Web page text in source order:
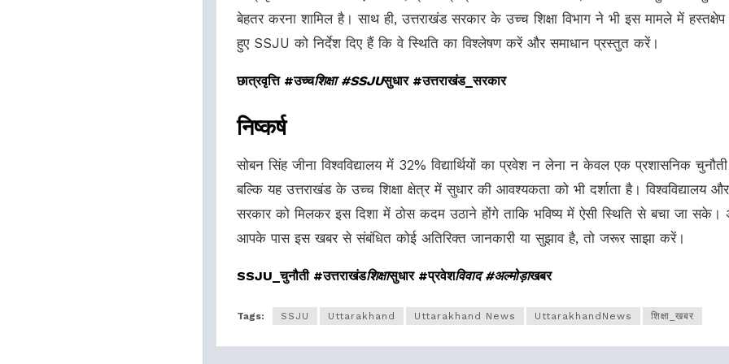
बेहतर करना शामिल है। साथ ही, उत्तराखंड सरकार के उच्च शिक्षा विभाग ने भी इस मामले में
हुए SSJU को निर्देश दिए हैं कि वे स्थिति का विश्लेषण करें और समाधान प्रस्तुत करें।
छात्रवृत्ति #उच्चशिक्षा #SSJUसुधार #उत्तराखंड_सरकार
निष्कर्ष
सोबन सिंह जीना विश्वविद्यालय में 32% विद्यार्थियों का प्रवेश न लेना न केवल एक प्रशासनिक
बल्कि यह उत्तराखंड के उच्च शिक्षा क्षेत्र में सुधार की आवश्यकता को भी दर्शाता है। विश्वविद्यालय और
सरकार को मिलकर इस दिशा में ठोस कदम उठाने होंगे ताकि भविष्य में ऐसी स्थिति से बचा जा सके।
आपके पास इस खबर से संबंधित कोई अतिरिक्त जानकारी या सुझाव है, तो जरूर साझा करें।
SSJU_चुनौती #उत्तराखंडशिक्षासुधार #प्रवेशविवाद #अल्मोड़ाखबर
Tags: SSJU Uttarakhand Uttarakhand News UttarakhandNews शिक्षा_खबर